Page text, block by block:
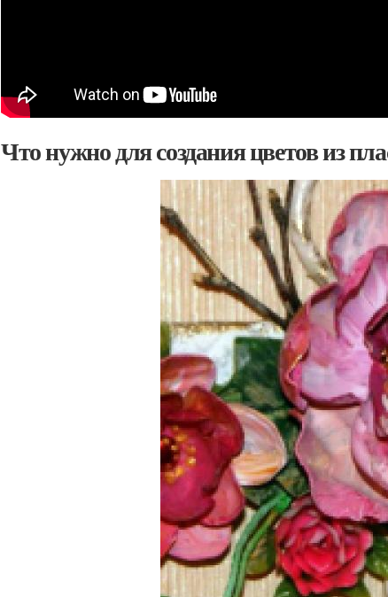
Что нужно для создания цветов из